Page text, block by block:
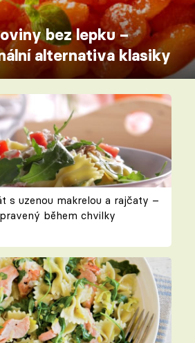
bez lepku –
alternativa klasiky
s uzenou makrelou a rajčaty –
během chvilky